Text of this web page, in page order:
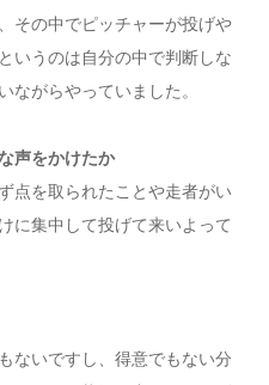
その中でピッチャーが投げや
いうのは自分の中で判断しな
ながらやっていました。
声をかけたか
点を取られたことや走者がい
に集中して投げて来いよって
ないですし、得意でもない分